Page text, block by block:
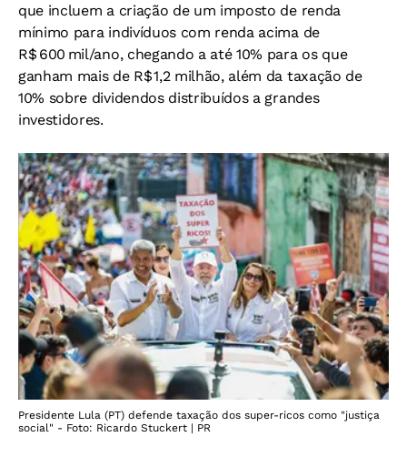
que incluem a criação de um imposto de renda
mínimo para indivíduos com renda acima de
R$ 600 mil/ano, chegando a até 10% para os que
ganham mais de R$ 1,2 milhão, além da taxação de
10% sobre dividendos distribuídos a grandes
investidores.
Presidente Lula (PT) defende taxação dos super-ricos como "justiça
social" - Foto: Ricardo Stuckert | PR